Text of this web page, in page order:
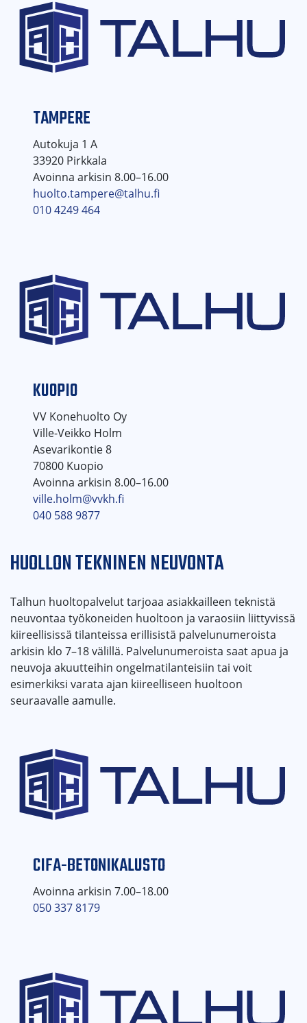
TAMPERE
Autokuja 1 A
33920 Pirkkala
Avoinna arkisin 8.00–16.00
huolto.tampere@talhu.fi
010 4249 464
KUOPIO
VV Konehuolto Oy
Ville-Veikko Holm
Asevarikontie 8
70800 Kuopio
Avoinna arkisin 8.00–16.00
ville.holm@vvkh.fi
040 588 9877
HUOLLON TEKNINEN NEUVONTA
Talhun huoltopalvelut tarjoaa asiakkailleen teknistä
neuvontaa työkoneiden huoltoon ja varaosiin liittyvissä
kiireellisissä tilanteissa erillisistä palvelunumeroista
arkisin klo 7–18 välillä. Palvelunumeroista saat apua ja
neuvoja akuutteihin ongelmatilanteisiin tai voit
esimerkiksi varata ajan kiireelliseen huoltoon
seuraavalle aamulle.
CIFA-BETONIKALUSTO
Avoinna arkisin 7.00–18.00
050 337 8179